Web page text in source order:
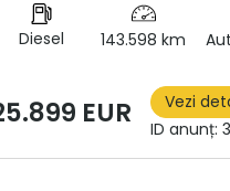
Diesel 143.598 km
EUR
Vezi
ID anunț: